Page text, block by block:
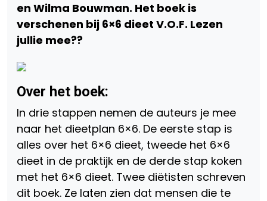
en Wilma Bouwman. Het boek is
verschenen bij 6×6 dieet V.O.F. Lezen
jullie mee??
Over het boek:
In drie stappen nemen de auteurs je mee
naar het dieetplan 6×6. De eerste stap is
alles over het 6×6 dieet, tweede het 6×6
dieet in de praktijk en de derde stap koken
met het 6×6 dieet. Twee diëtisten schreven
dit boek. Ze laten zien dat mensen die te